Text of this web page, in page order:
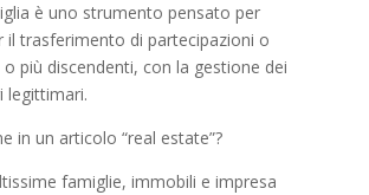
è uno strumento pensato per
il trasferimento di partecipazioni o
più discendenti, con la gestione dei
legittimari.
in un articolo “real estate”?
famiglie, immobili e impresa